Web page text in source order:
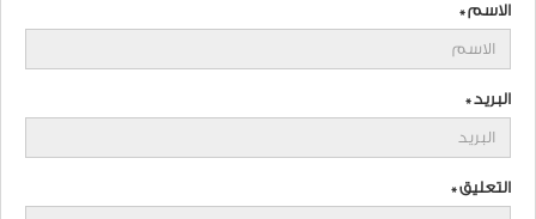
الاسم *
البريد *
التعليق *